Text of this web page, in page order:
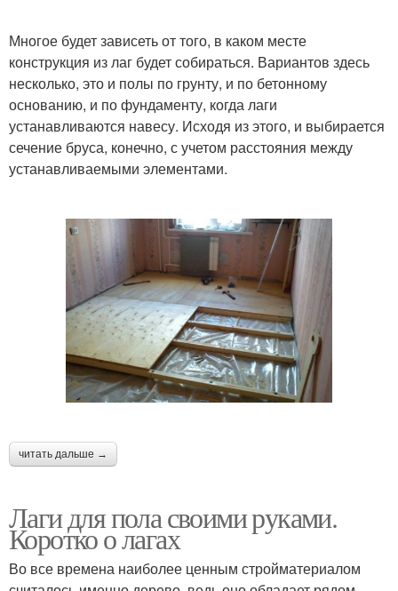
Многое будет зависеть от того, в каком месте
конструкция из лаг будет собираться. Вариантов здесь
несколько, это и полы по грунту, и по бетонному
основанию, и по фундаменту, когда лаги
устанавливаются навесу. Исходя из этого, и выбирается
сечение бруса, конечно, с учетом расстояния между
устанавливаемыми элементами.
читать дальше →
Лаги для пола своими руками.
Коротко о лагах
Во все времена наиболее ценным стройматериалом